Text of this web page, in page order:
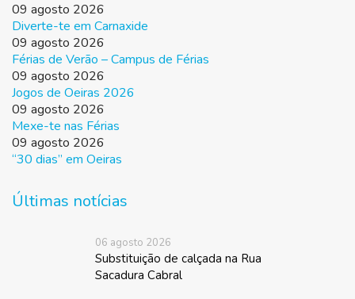
09 agosto 2026
Diverte-te em Carnaxide
09 agosto 2026
Férias de Verão – Campus de Férias
09 agosto 2026
Jogos de Oeiras 2026
09 agosto 2026
Mexe-te nas Férias
09 agosto 2026
“30 dias” em Oeiras
Últimas notícias
06 agosto 2026
Substituição de calçada na Rua
Sacadura Cabral